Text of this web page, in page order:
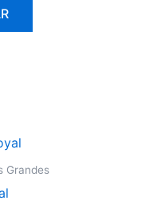
Grandes